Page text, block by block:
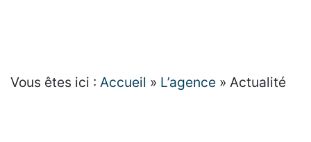
Vous êtes ici : Accueil » L’agence » Actualité